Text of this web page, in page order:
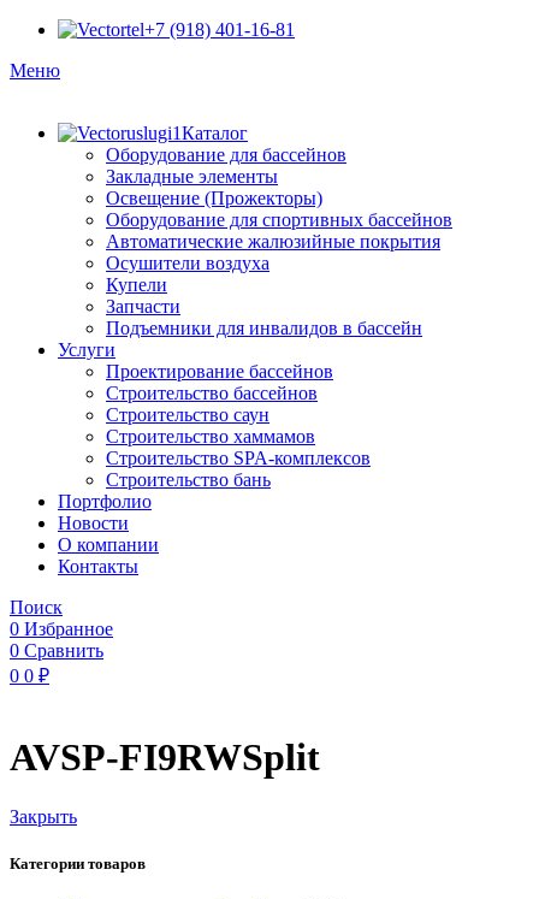
+7 (918) 401-16-81
Меню
Каталог
Оборудование для бассейнов
Закладные элементы
Освещение (Прожекторы)
Оборудование для спортивных бассейнов
Автоматические жалюзийные покрытия
Осушители воздуха
Купели
Запчасти
Подъемники для инвалидов в бассейн
Услуги
Проектирование бассейнов
Строительство бассейнов
Строительство саун
Строительство хаммамов
Строительство SPA-комплексов
Строительство бань
Портфолио
Новости
O компании
Контакты
Поиск
0 Избранное
0 Сравнить
0 0 ₽
AVSP-FI9RWSplit
Закрыть
Категории товаров